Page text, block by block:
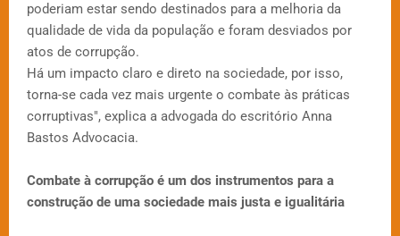
poderiam estar sendo destinados para a melhoria da
qualidade de vida da população e foram desviados por
atos de corrupção.
Há um impacto claro e direto na sociedade, por isso,
torna-se cada vez mais urgente o combate às práticas
corruptivas", explica a advogada do escritório Anna
Bastos Advocacia.
Combate à corrupção é um dos instrumentos para a
construção de uma sociedade mais justa e igualitária